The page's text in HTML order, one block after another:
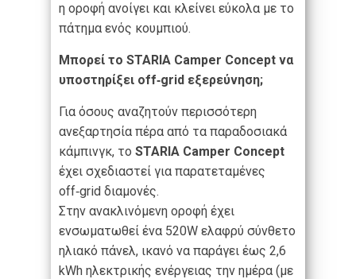
η οροφή ανοίγει και κλείνει εύκολα με το
πάτημα ενός κουμπιού.
Μπορεί το STARIA Camper Concept να
υποστηρίξει off‑grid εξερεύνηση;
Για όσους αναζητούν περισσότερη
ανεξαρτησία πέρα από τα παραδοσιακά
κάμπινγκ, το STARIA Camper Concept
έχει σχεδιαστεί για παρατεταμένες
off‑grid διαμονές.
Στην ανακλινόμενη οροφή έχει
ενσωματωθεί ένα 520W ελαφρύ σύνθετο
ηλιακό πάνελ, ικανό να παράγει έως 2,6
kWh ηλεκτρικής ενέργειας την ημέρα (με